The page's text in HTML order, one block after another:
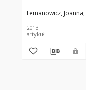
enzymatic activity
Lemanowicz, Joanna
2013
artykuł